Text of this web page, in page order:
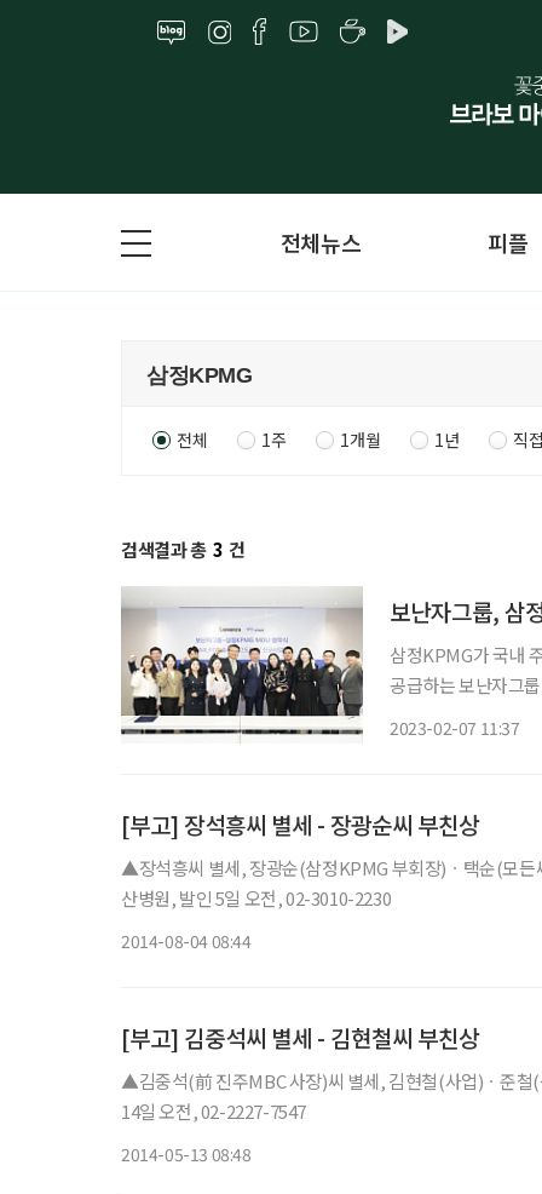
전체뉴스 피플
전체 1주 1개월 1년 직
검색결과 총 3 건
보난자그룹, 삼
삼정KPMG가 국내
공급하는 보난자그
2023-02-07 11:37
[부고] 장석흥씨 별세 - 장광순씨 부친상
▲장석흥씨 별세, 장광순(삼정KPMG 부회장)ㆍ택순(모든
산병원, 발인 5일 오전, 02-3010-2230
2014-08-04 08:44
[부고] 김중석씨 별세 - 김현철씨 부친상
▲김중석(前 진주MBC 사장)씨 별세, 김현철(사업)ㆍ준철
14일 오전, 02-2227-7547
2014-05-13 08:48